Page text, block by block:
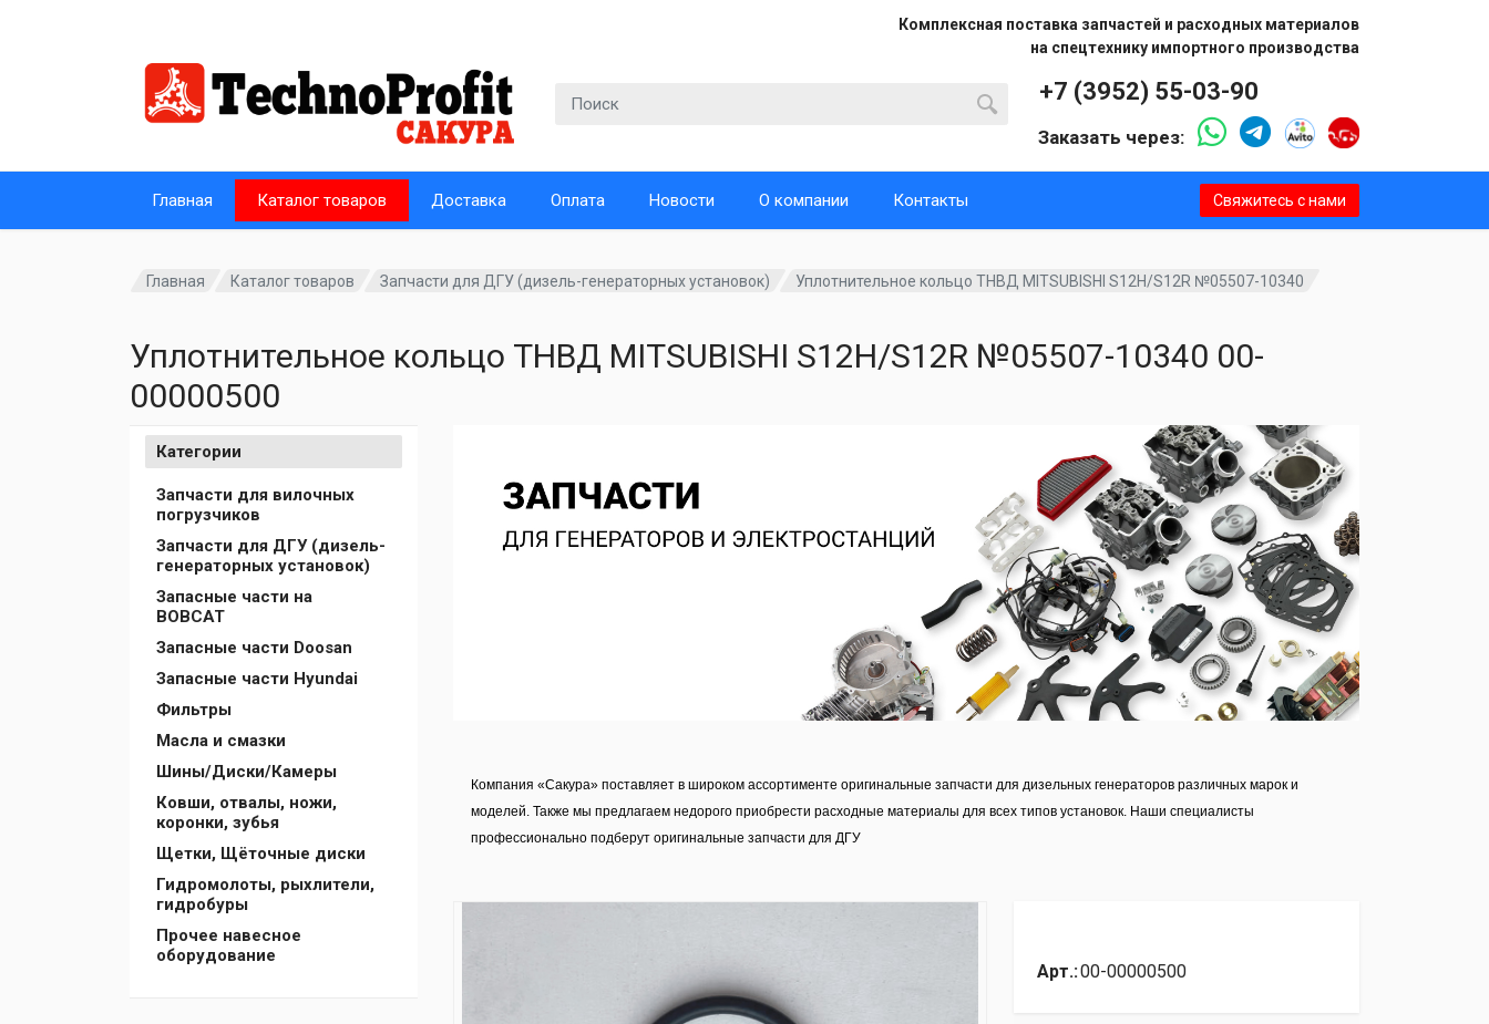
Комплексная поставка запчастей и расходных материалов
на спецтехнику импортного производства
Главная Каталог товаров Доставка Оплата Новости О компании Контакты Свяжитесь с нами
+7 (3952) 55-03-90
Заказать через:
Главная Каталог товаров Запчасти для ДГУ (дизель-генераторных установок) Уплотнительное кольцо ТНВД MITSUBISHI S12H/S12R №05507-10340
Уплотнительное кольцо ТНВД MITSUBISHI S12H/S12R №05507-10340 00-
00000500
Категории
Запчасти для вилочных
погрузчиков
Запчасти для ДГУ (дизель-
генераторных установок)
Запасные части на
BOBCAT
Запасные части Doosan
Запасные части Hyundai
Фильтры
Масла и смазки
Шины/Диски/Камеры
Ковши, отвалы, ножи,
коронки, зубья
Щетки, Щёточные диски
Гидромолоты, рыхлители,
гидробуры
Прочее навесное
оборудование
Компания «Сакура» поставляет в широком ассортименте оригинальные запчасти для дизельных генераторов различных марок и
моделей. Также мы предлагаем недорого приобрести расходные материалы для всех типов установок. Наши специалисты
профессионально подберут оригинальные запчасти для ДГУ
Арт.:00-00000500